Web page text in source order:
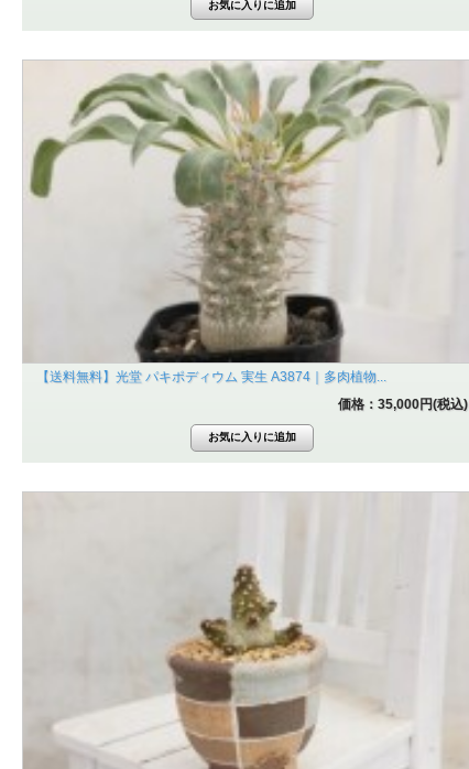
【送料無料】光堂 パキポディウム 実生 A3874｜多肉植物...
価格：35,000円(税込)